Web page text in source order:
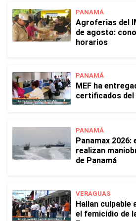
PANAMÁ
Agroferias del
de agosto:
horarios
PANAMÁ
MEF ha
certificados del
PANAMÁ
Panamax
realizan
de Panamá
VERAGUAS
Hallan culpable
el femicidio de